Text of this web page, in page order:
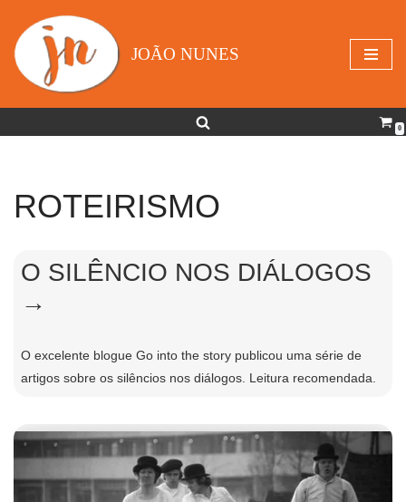
Avançar
para
JOÃO NUNES
0
ROTEIRISMO
O SILÊNCIO NOS DIÁLOGOS
→
O excelente blogue Go into the story publicou uma série de
artigos sobre os silêncios nos diálogos. Leitura recomendada.